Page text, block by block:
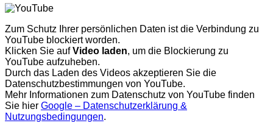
Zum Schutz Ihrer persönlichen Daten ist die Verbindung zu
YouTube blockiert worden.
Klicken Sie aufVideo laden, um die Blockierung zu
YouTube aufzuheben.
Durch das Laden des Videos akzeptieren Sie die
Datenschutzbestimmungen von YouTube.
Mehr Informationen zum Datenschutz von YouTube finden
Sie hier Google – Datenschutzerklärung &
Nutzungsbedingungen.